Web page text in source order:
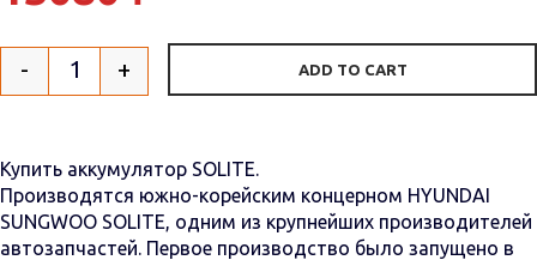
Quantity
- + ADD TO CART
Купить аккумулятор SOLITE.
Производятся южно-корейским концерном HYUNDAI
SUNGWOO SOLITE, одним из крупнейших производителей
автозапчастей. Первое производство было запущено в